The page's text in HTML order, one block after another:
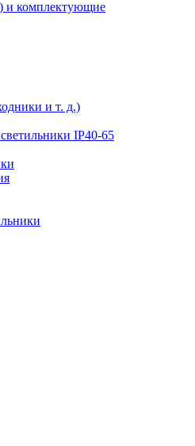
и комплектующие
и т. д.)
IP40-65